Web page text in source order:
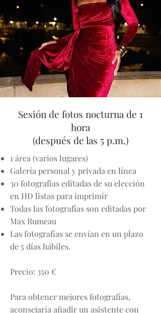
Sesión de fotos nocturna de 1
hora
(después de las 5 p.m.)
1 área (varios lugares)
Galería personal y privada en línea
30 fotografías editadas de su elección
en HD listas para imprimir
Todas las fotografías son editadas por
Max Rumeau
Las fotografías se envían en un plazo
de 5 días hábiles.
Precio: 350 €
Para obtener mejores fotografías,
aconsejaría añadir un asistente con